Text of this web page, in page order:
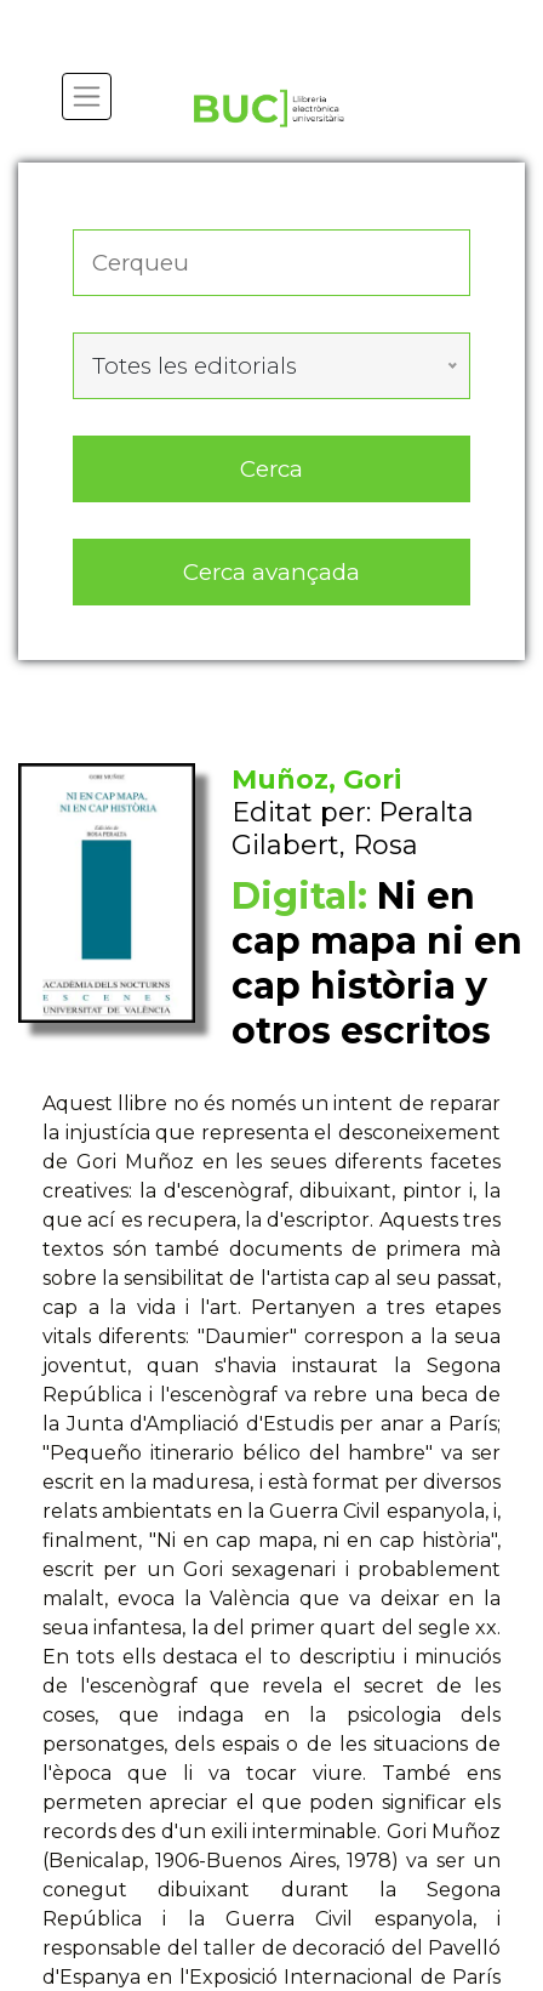
Totes les editorials
Cerca
Cerca avançada
Muñoz, Gori
Editat per: Peralta
Gilabert, Rosa
Digital: Ni en
cap mapa ni en
cap història y
otros escritos
Aquest llibre no és només un intent de reparar
la injustícia que representa el desconeixement
de Gori Muñoz en les seues diferents facetes
creatives: la d'escenògraf, dibuixant, pintor i, la
que ací es recupera, la d'escriptor. Aquests tres
textos són també documents de primera mà
sobre la sensibilitat de l'artista cap al seu passat,
cap a la vida i l'art. Pertanyen a tres etapes
vitals diferents: "Daumier" correspon a la seua
joventut, quan s'havia instaurat la Segona
República i l'escenògraf va rebre una beca de
la Junta d'Ampliació d'Estudis per anar a París;
"Pequeño itinerario bélico del hambre" va ser
escrit en la maduresa, i està format per diversos
relats ambientats en la Guerra Civil espanyola, i,
finalment, "Ni en cap mapa, ni en cap història",
escrit per un Gori sexagenari i probablement
malalt, evoca la València que va deixar en la
seua infantesa, la del primer quart del segle xx.
En tots ells destaca el to descriptiu i minuciós
de l'escenògraf que revela el secret de les
coses, que indaga en la psicologia dels
personatges, dels espais o de les situacions de
l'època que li va tocar viure. També ens
permeten apreciar el que poden significar els
records des d'un exili interminable. Gori Muñoz
(Benicalap, 1906-Buenos Aires, 1978) va ser un
conegut dibuixant durant la Segona
República i la Guerra Civil espanyola, i
responsable del taller de decoració del Pavelló
d'Espanya en l'Exposició Internacional de París